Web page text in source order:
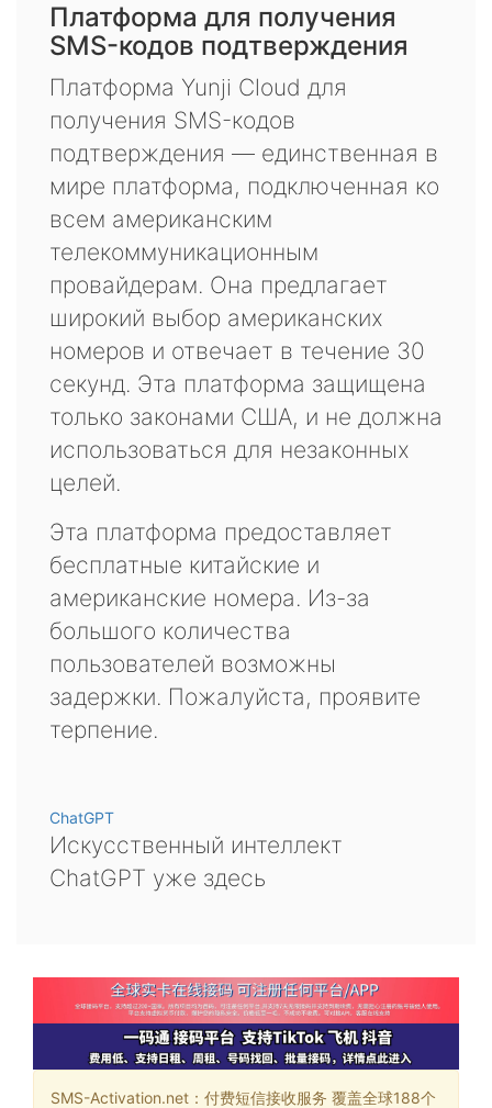
Платформа для получения
SMS-кодов подтверждения
Платформа Yunji Cloud для
получения SMS-кодов
подтверждения — единственная в
мире платформа, подключенная ко
всем американским
телекоммуникационным
провайдерам. Она предлагает
широкий выбор американских
номеров и отвечает в течение 30
секунд. Эта платформа защищена
только законами США, и не должна
использоваться для незаконных
целей.
Эта платформа предоставляет
бесплатные китайские и
американские номера. Из-за
большого количества
пользователей возможны
задержки. Пожалуйста, проявите
терпение.
ChatGPT
Искусственный интеллект
ChatGPT уже здесь
SMS-Activation.net：付费短信接收服务 覆盖全球188个